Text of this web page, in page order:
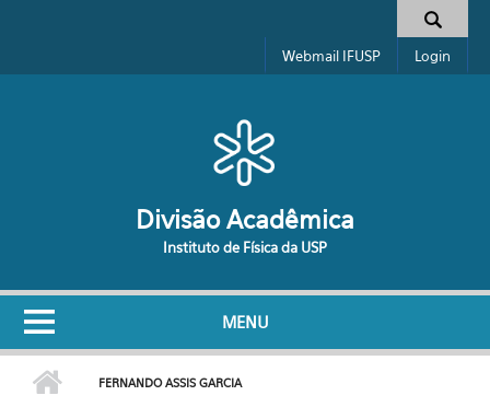
Formulário de busca
Webmail IFUSP Login
Divisão Acadêmica
Instituto de Física da USP
MENU
FERNANDO ASSIS GARCIA